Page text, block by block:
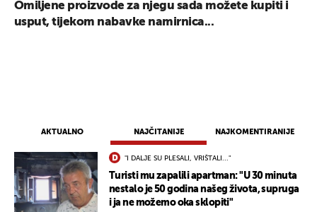
AKTUALNO NAJČITANIJE NAJKOMENTIRANIJE
"I DALJE SU PLESALI, VRIŠTALI..."
Turisti mu zapalili apartman: "U 30 minuta
nestalo je 50 godina našeg života, supruga
i ja ne možemo oka sklopiti"
Omiljene proizvode za njegu sada možete kupiti i
usput, tijekom nabavke namirnica...